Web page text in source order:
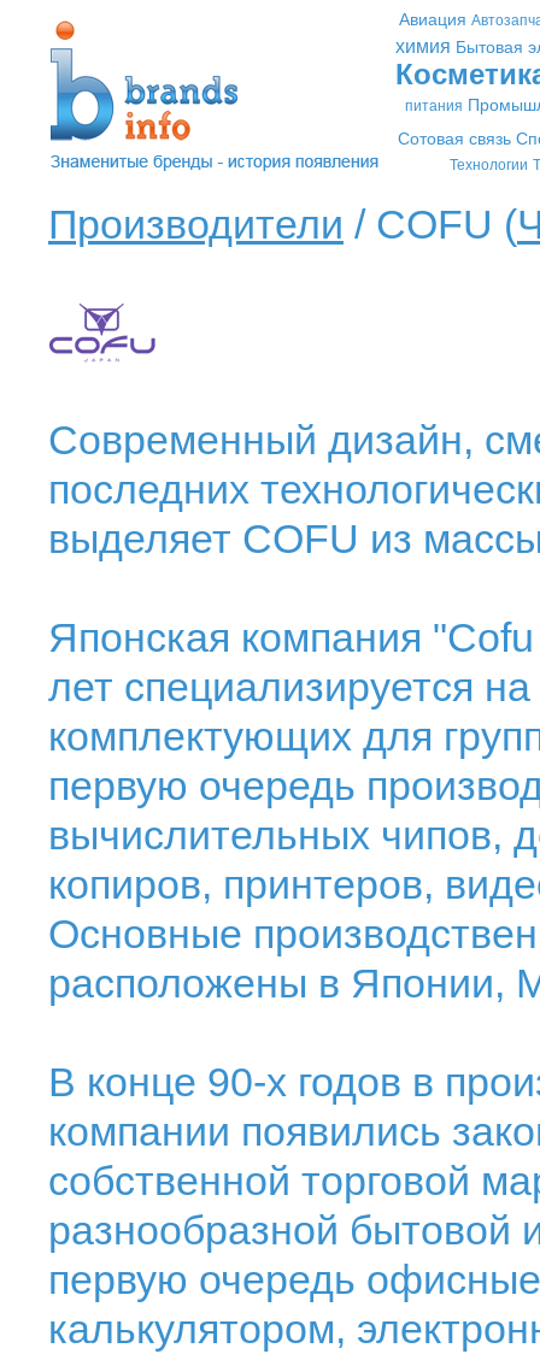
Авиация
химия Бытовая
питания
Сотовая связь
Технологии
Производители / COFU (
Современный дизайн,
последних
выделяет COFU из
Японская компания
лет специализируется
комплектующих для
первую очередь
вычислительных чипов,
копиров, принтеров,
Основные
расположены в Японии,
В конце 90-х годов в
компании появились
собственной торговой
разнообразной бытовой
первую очередь
калькулятором,